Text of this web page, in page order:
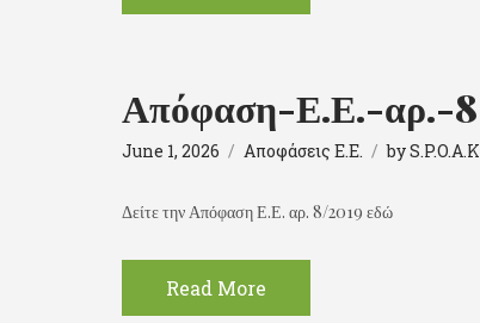
Απόφαση-Ε.Ε.-αρ.-8
June 1, 2026 Αποφάσεις Ε.Ε. byS.P.O.A.K
Δείτε την Απόφαση Ε.Ε. αρ. 8/2019 εδώ
Read More